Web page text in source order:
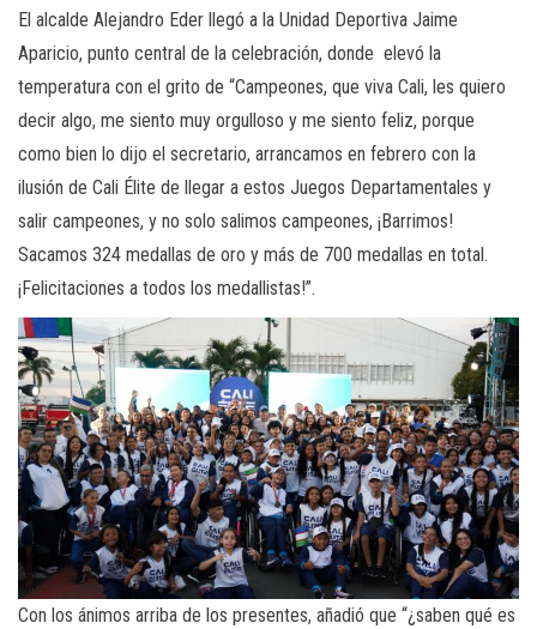
El alcalde Alejandro Eder llegó a la Unidad Deportiva Jaime
Aparicio, punto central de la celebración, donde elevó la
temperatura con el grito de “Campeones, que viva Cali, les quiero
decir algo, me siento muy orgulloso y me siento feliz, porque
como bien lo dijo el secretario, arrancamos en febrero con la
ilusión de Cali Élite de llegar a estos Juegos Departamentales y
salir campeones, y no solo salimos campeones, ¡Barrimos!
Sacamos 324 medallas de oro y más de 700 medallas en total.
¡Felicitaciones a todos los medallistas!”.
Con los ánimos arriba de los presentes, añadió que “¿saben qué es